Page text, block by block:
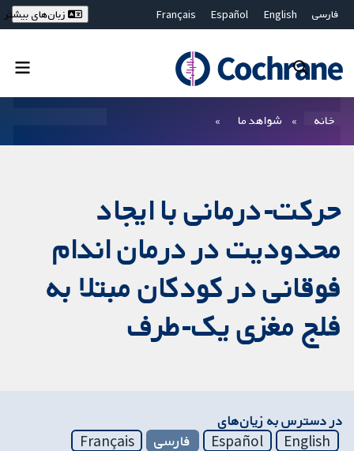
فارسی English
Español
Français
Bahasa Malaysia
ไทย
繁體中文
زبان‌های بیشتر
خانه شواهد ما
حرکت‌-درمانی با ایجاد
محدودیت در درمان اندام
فوقانی در کودکان مبتلا به
فلج مغزی یک‌-طرف
در دسترس به زیان‌های
English
Español فارسی
Français